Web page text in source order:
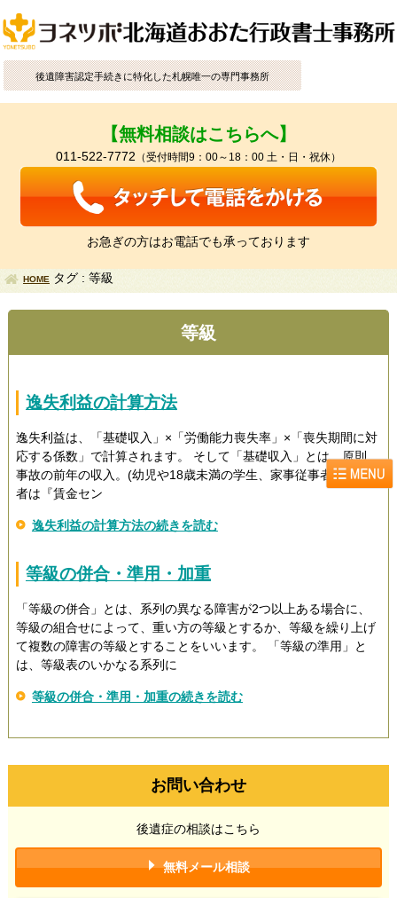
後遺障害認定手続きに特化した札幌唯一の専門事務所
【無料相談はこちらへ】
011-522-7772 （受付時間9：00～18：00 土・日・祝休）
お急ぎの方はお電話でも承っております
HOME タグ : 等級
等級
逸失利益の計算方法
逸失利益は、「基礎収入」×「労働能力喪失率」×「喪失期間に対
応する係数」で計算されます。 そして「基礎収入」とは、原則、
事故の前年の収入。(幼児や18歳未満の学生、家事従事者、高齢
者は『賃金セン
逸失利益の計算方法の続きを読む
等級の併合・準用・加重
「等級の併合」とは、系列の異なる障害が2つ以上ある場合に、
等級の組合せによって、重い方の等級とするか、等級を繰り上げ
て複数の障害の等級とすることをいいます。 「等級の準用」と
は、等級表のいかなる系列に
等級の併合・準用・加重の続きを読む
お問い合わせ
後遺症の相談はこちら
無料メール相談